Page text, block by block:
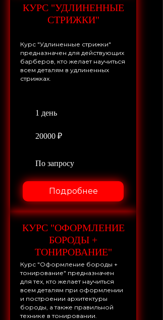
КУРС "УДЛИНЕННЫЕ
СТРИЖКИ"
Курс "Удлиненные стрижки"
предназначен для действующих
барберов, кто желает научиться
всем деталям в удлиненных
стрижках.
1 день
20000 ₽
По запросу
Подробнее
КУРС "ОФОРМЛЕНИЕ
БОРОДЫ +
ТОНИРОВАНИЕ"
Курс "Оформление бороды +
тонирование" предназначен
для тех, кто желает научиться
всем деталям при оформлении
и построении архитектуры
бороды, а также правильной
технике в тонировании.